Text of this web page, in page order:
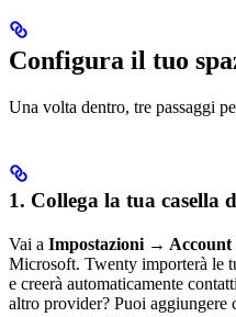
Configura il tuo
Una volta dentro, tre passaggi
1. Collega la tua casella
Vai a Impostazioni → Account
Microsoft. Twenty importerà le
e creerà automaticamente
altro provider? Puoi aggiungere